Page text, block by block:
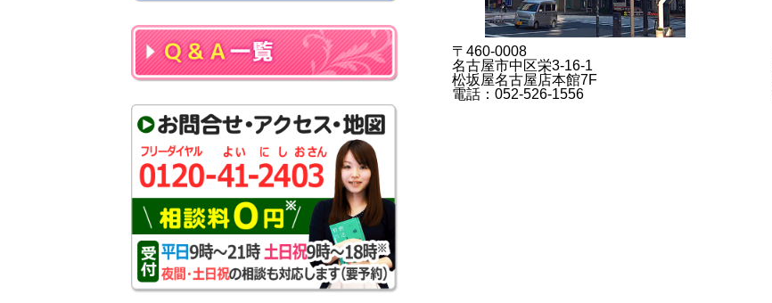
〒460-0008
名古屋市中区栄3-16-1
松坂屋名古屋店本館7F
電話：052-526-1556